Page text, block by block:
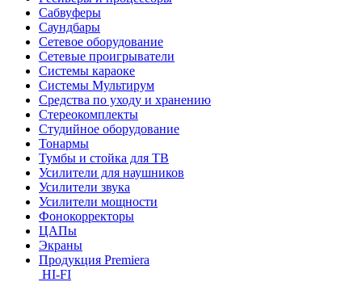
Сабвуферы
Саундбары
Сетевое оборудование
Сетевые проигрыватели
Системы караоке
Системы Мультирум
Средства по уходу и хранению
Стереокомплекты
Студийное оборудование
Тонармы
Тумбы и стойка для ТВ
Усилители для наушников
Усилители звука
Усилители мощности
Фонокорректоры
ЦАПы
Экраны
Продукция Premiera
HI-FI